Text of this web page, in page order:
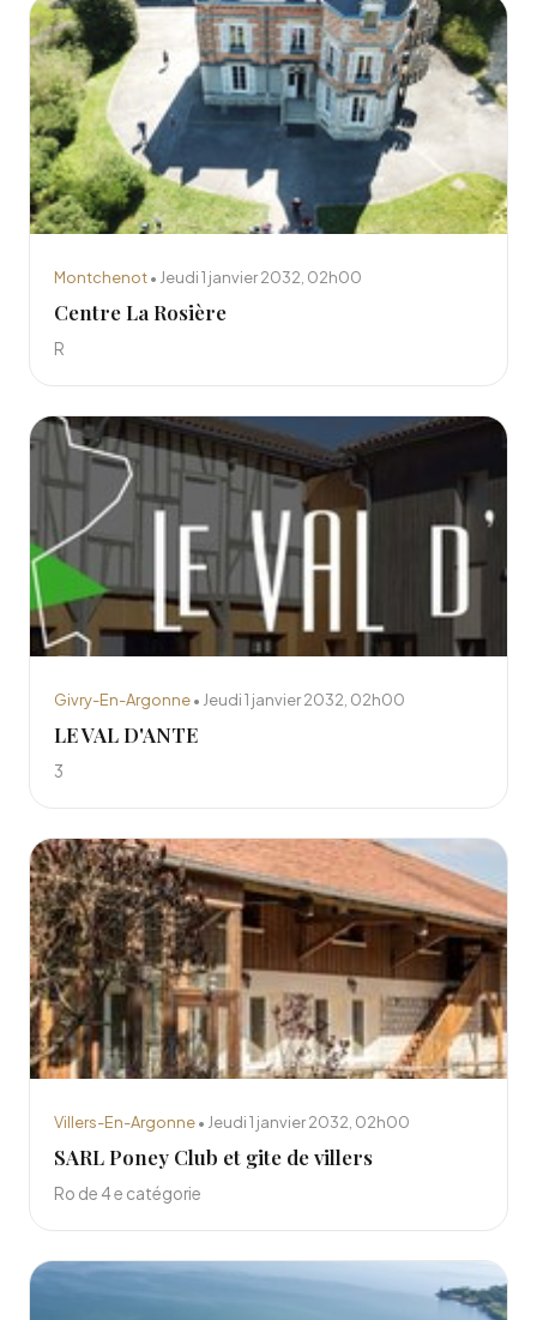
Montchenot• Jeudi 1 janvier 2032, 02h00
Centre La Rosière
R
Givry-En-Argonne• Jeudi 1 janvier 2032, 02h00
LE VAL D'ANTE
3
Villers-En-Argonne• Jeudi 1 janvier 2032, 02h00
SARL Poney Club et gite de villers
Ro de 4 e catégorie